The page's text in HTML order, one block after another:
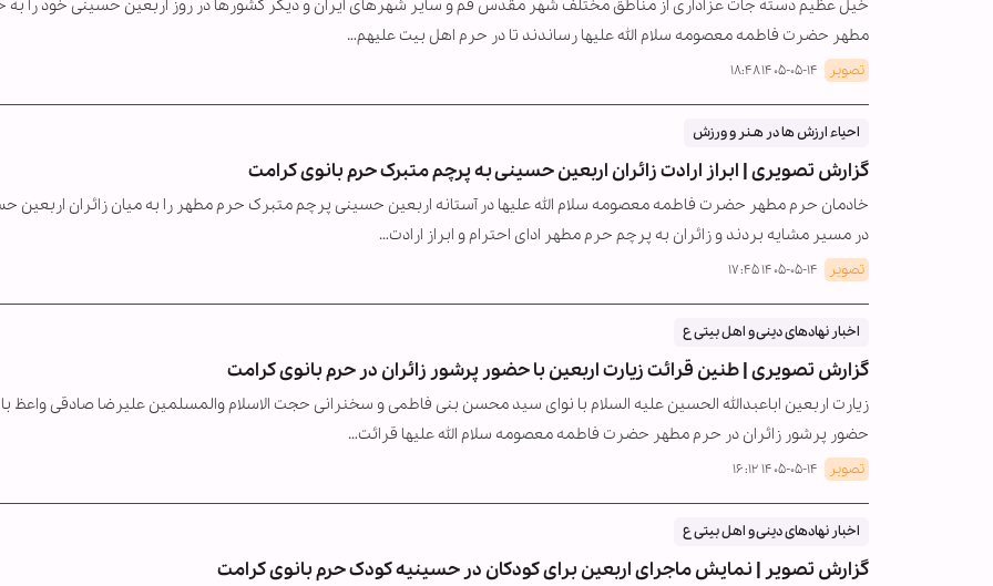
خیل عظیم دسته جات عزاداری از مناطق مختلف شهر مقدس قم و سایر شهرهای ایران و دیگر کشورها در روز اربعین حسینی خود را به
مطهر حضرت فاطمه معصومه سلام الله علیها رساندند تا در حرم اهل بیت علیهم…
تصویر ۱۴۰۵-۰۵-۱۴ ۱۸:۴۸
احیاء ارزش ها در هـنر و ورزش
گزارش تصویری | ابراز ارادت زائران اربعین حسینی به پرچم متبرک حرم بانوی کرامت
خادمان حرم مطهر حضرت فاطمه معصومه سلام الله علیها در آستانه اربعین حسینی پرچم متبرک حرم مطهر را به میان زائران اربعین
در مسیر مشایه بردند و زائران به پرچم حرم مطهر ادای احترام و ابراز ارادت…
تصویر ۱۴۰۵-۰۵-۱۴ ۱۷:۴۵
اخبار نهادهای دینی و اهل بیتی ع
گزارش تصویری | طنین قرائت زیارت اربعین با حضور پرشور زائران در حرم بانوی کرامت
زیارت اربعین اباعبدالله الحسین علیه السلام با نوای سید محسن بنی فاطمی و سخنرانی حجت الاسلام والمسلمین علیرضا صادقی واعظ با
حضور پرشور زائران در حرم مطهر حضرت فاطمه معصومه سلام الله علیها قرائت…
تصویر ۱۴۰۵-۰۵-۱۴ ۱۶:۱۲
اخبار نهادهای دینی و اهل بیتی ع
گزارش تصویر | نمایش ماجرای اربعین برای کودکان در حسینیه کودک حرم بانوی کرامت